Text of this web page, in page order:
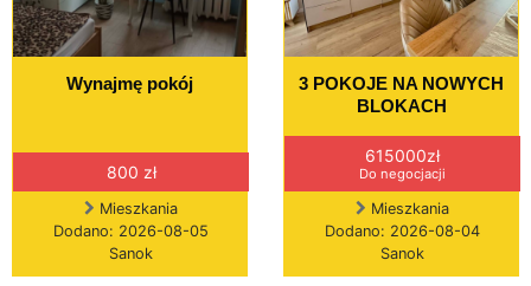
Wynajmę pokój
800 zł
Mieszkania
Dodano: 2026-08-05
Sanok
3 POKOJE NA NOWYCH
BLOKACH
615000zł
Do negocjacji
Mieszkania
Dodano: 2026-08-04
Sanok